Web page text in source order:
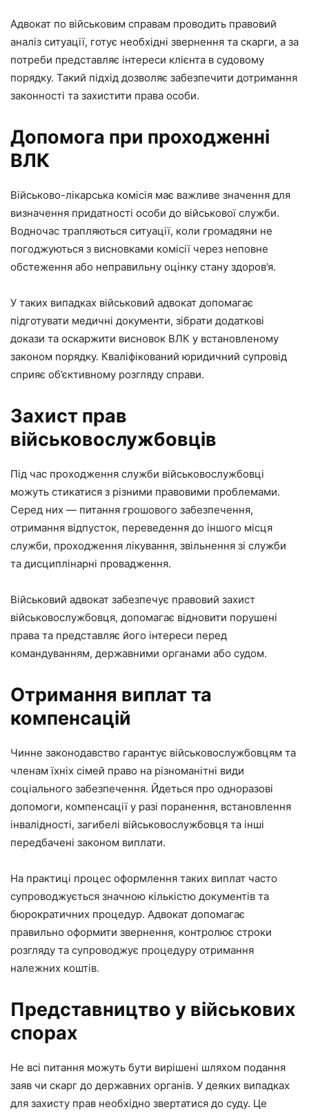
Адвокат по військовим справам проводить правовий
аналіз ситуації, готує необхідні звернення та скарги, а за
потреби представляє інтереси клієнта в судовому
порядку. Такий підхід дозволяє забезпечити дотримання
законності та захистити права особи.
Допомога при проходженні
ВЛК
Військово-лікарська комісія має важливе значення для
визначення придатності особи до військової служби.
Водночас трапляються ситуації, коли громадяни не
погоджуються з висновками комісії через неповне
обстеження або неправильну оцінку стану здоров’я.
У таких випадках військовий адвокат допомагає
підготувати медичні документи, зібрати додаткові
докази та оскаржити висновок ВЛК у встановленому
законом порядку. Кваліфікований юридичний супровід
сприяє об’єктивному розгляду справи.
Захист прав
військовослужбовців
Під час проходження служби військовослужбовці
можуть стикатися з різними правовими проблемами.
Серед них — питання грошового забезпечення,
отримання відпусток, переведення до іншого місця
служби, проходження лікування, звільнення зі служби
та дисциплінарні провадження.
Військовий адвокат забезпечує правовий захист
військовослужбовця, допомагає відновити порушені
права та представляє його інтереси перед
командуванням, державними органами або судом.
Отримання виплат та
компенсацій
Чинне законодавство гарантує військовослужбовцям та
членам їхніх сімей право на різноманітні види
соціального забезпечення. Йдеться про одноразові
допомоги, компенсації у разі поранення, встановлення
інвалідності, загибелі військовослужбовця та інші
передбачені законом виплати.
На практиці процес оформлення таких виплат часто
супроводжується значною кількістю документів та
бюрократичних процедур. Адвокат допомагає
правильно оформити звернення, контролює строки
розгляду та супроводжує процедуру отримання
належних коштів.
Представництво у військових
спорах
Не всі питання можуть бути вирішені шляхом подання
заяв чи скарг до державних органів. У деяких випадках
для захисту прав необхідно звертатися до суду. Це